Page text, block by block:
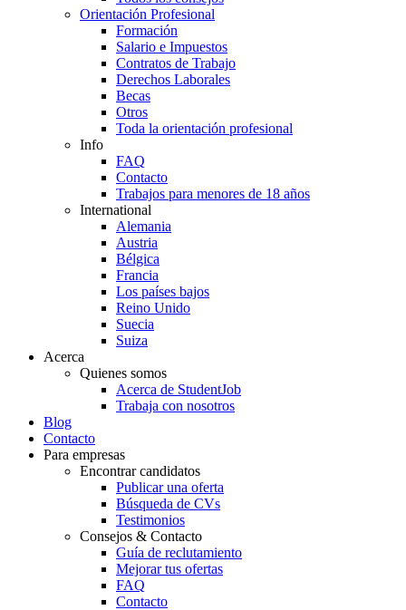
Orientación Profesional
Formación
Salario e Impuestos
Contratos de Trabajo
Derechos Laborales
Becas
Otros
Toda la orientación profesional
Info
FAQ
Contacto
Trabajos para menores de 18 años
International
Alemania
Austria
Bélgica
Francia
Los países bajos
Reino Unido
Suecia
Suiza
Acerca
Quienes somos
Acerca de StudentJob
Trabaja con nosotros
Blog
Contacto
Para empresas
Encontrar candidatos
Publicar una oferta
Búsqueda de CVs
Testimonios
Consejos & Contacto
Guía de reclutamiento
Mejorar tus ofertas
FAQ
Contacto